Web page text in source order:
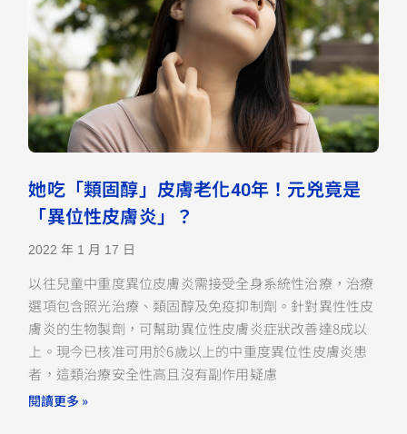
她吃「類固醇」皮膚老化40年！元兇竟是
「異位性皮膚炎」？
2022 年 1 月 17 日
以往兒童中重度異位皮膚炎需接受全身系統性治療，治療
選項包含照光治療、類固醇及免疫抑制劑。針對異性性皮
膚炎的生物製劑，可幫助異位性皮膚炎症狀改善達8成以
上。現今已核准可用於6歲以上的中重度異位性皮膚炎患
者，這類治療安全性高且沒有副作用疑慮
閱讀更多 »